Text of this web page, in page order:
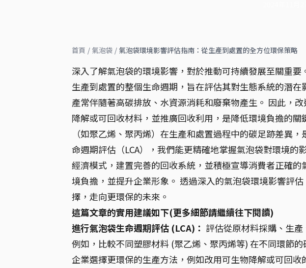
首頁 / 氣泡袋 / 氣泡袋環境影響評估指南：從生產到處置的全方位環保策略
深入了解氣泡袋的環境影響，對於推動可持續發展至關重
生產到處置的整個生命週期，旨在評估其對生態系統的潛
產常伴隨著高碳排放、水資源消耗和廢棄物產生。 因此，
降解或可回收材料，並推廣回收利用，是降低環境負擔的
（如聚乙烯、聚丙烯）在生產和處置過程中的碳足跡差異
命週期評估（LCA），我們能更精確地掌握氣泡袋對環境的
經濟模式，建置完善的回收系統，並積極宣導消費者正確
境負擔，並提升企業形象。 透過深入的氣泡袋環境影響評
擇，走向更環保的未來。
這篇文章的實用建議如下(更多細節請繼續往下閱讀)
進行氣泡袋生命週期評估 (LCA)： 評估從原材料採購、生
例如，比較不同塑膠材料 (聚乙烯、聚丙烯等) 在不同環節
企業選擇更環保的生產方法，例如改用可生物降解或可回